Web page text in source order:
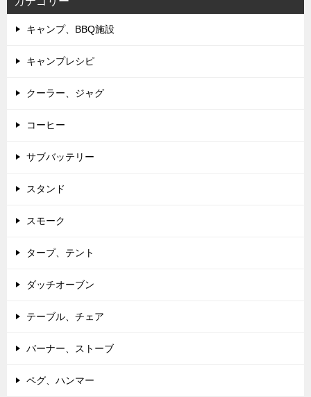
キャンプ、BBQ施設
キャンプレシピ
クーラー、ジャグ
コーヒー
サブバッテリー
スタンド
スモーク
タープ、テント
ダッチオーブン
テーブル、チェア
バーナー、ストーブ
ペグ、ハンマー